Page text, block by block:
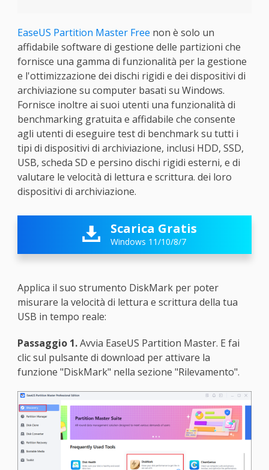
EaseUS Partition Master Free non è solo un
affidabile software di gestione delle partizioni che
fornisce una gamma di funzionalità per la gestione
e l'ottimizzazione dei dischi rigidi e dei dispositivi di
archiviazione su computer basati su Windows.
Fornisce inoltre ai suoi utenti una funzionalità di
benchmarking gratuita e affidabile che consente
agli utenti di eseguire test di benchmark su tutti i
tipi di dispositivi di archiviazione, inclusi HDD, SSD,
USB, scheda SD e persino dischi rigidi esterni, e di
valutare le velocità di lettura e scrittura. dei loro
dispositivi di archiviazione.
 Scarica Gratis
Windows 11/10/8/7
Applica il suo strumento DiskMark per poter
misurare la velocità di lettura e scrittura della tua
USB in tempo reale:
Passaggio 1.Avvia EaseUS Partition Master. E fai
clic sul pulsante di download per attivare la
funzione "DiskMark" nella sezione "Rilevamento".